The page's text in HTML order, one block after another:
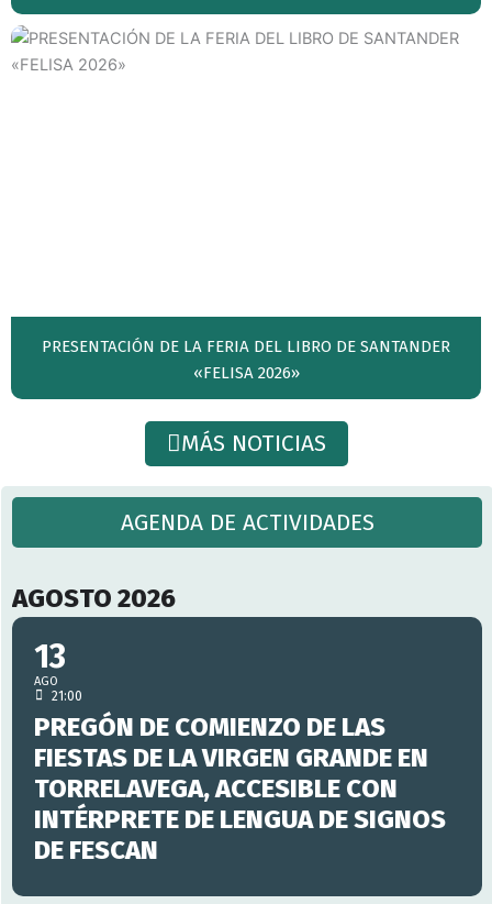
PRESENTACIÓN DE LA FERIA DEL LIBRO DE SANTANDER
«FELISA 2026»
MÁS NOTICIAS
AGENDA DE ACTIVIDADES
AGOSTO 2026
13
AGO
21:00
PREGÓN DE COMIENZO DE LAS
FIESTAS DE LA VIRGEN GRANDE EN
TORRELAVEGA, ACCESIBLE CON
INTÉRPRETE DE LENGUA DE SIGNOS
DE FESCAN